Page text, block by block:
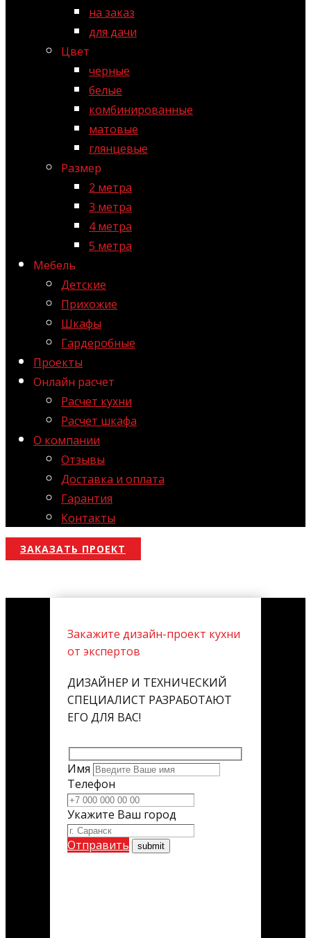
на заказ
для дачи
Цвет
черные
белые
комбинированные
матовые
глянцевые
Размер
2 метра
3 метра
4 метра
5 метра
Мебель
Детские
Прихожие
Шкафы
Гардеробные
Проекты
Онлайн расчет
Расчет кухни
Расчет шкафа
О компании
Отзывы
Доставка и оплата
Гарантия
Контакты
ЗАКАЗАТЬ ПРОЕКТ
Закажите дизайн-проект кухни
от экспертов
ДИЗАЙНЕР И ТЕХНИЧЕСКИЙ
СПЕЦИАЛИСТ РАЗРАБОТАЮТ
ЕГО ДЛЯ ВАС!
Имя
Телефон
Укажите Ваш город
Отправить